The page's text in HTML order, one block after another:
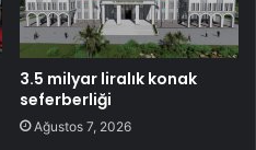
3.5 milyar liralık konak
seferberliği
Ağustos 7, 2026